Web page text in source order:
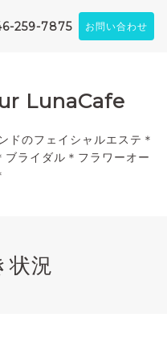
259-7875 お問い合わせ
LunaCafe
ドのフェイシャルエステ＊
ブライダル＊フラワーオー
状況